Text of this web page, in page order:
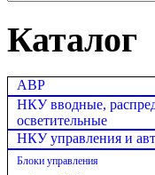
Каталог
АВР
НКУ вводные,
осветительные
НКУ управления и
Блоки управления